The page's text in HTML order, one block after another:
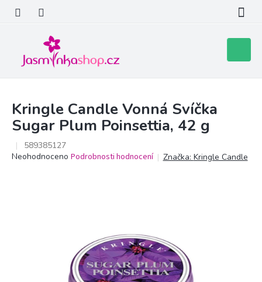
obsah
košík
Kringle Candle Vonná Svíčka
Sugar Plum Poinsettia, 42 g
589385127
Průměrné
Neohodnoceno Podrobnosti hodnocení Značka: Kringle Candle